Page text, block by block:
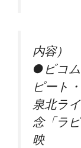
内容）
●ビコム
ピート
泉北ラ
念「ラ
映